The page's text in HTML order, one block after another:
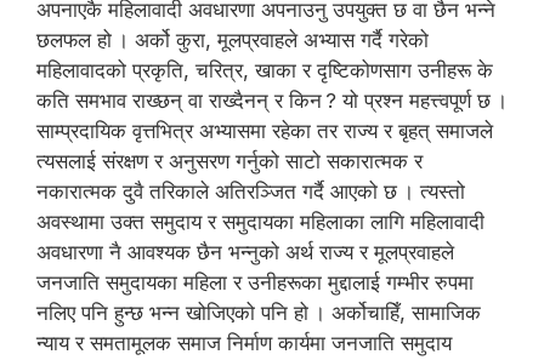
अपनाएकै महिलावादी अवधारणा अपनाउनु उपयुक्त छ वा छैन भन्ने
छलफल हो । अर्को कुरा, मूलप्रवाहले अभ्यास गर्दै गरेको
महिलावादको प्रकृति, चरित्र, खाका र दृष्टिकोणसाग उनीहरू के
कति समभाव राख्छन् वा राख्दैनन् र किन ? यो प्रश्न महत्त्वपूर्ण छ ।
साम्प्रदायिक वृत्तभित्र अभ्यासमा रहेका तर राज्य र बृहत् समाजले
त्यसलाई संरक्षण र अनुसरण गर्नुको साटो सकारात्मक र
नकारात्मक दुवै तरिकाले अतिरञ्जित गर्दै आएको छ । त्यस्तो
अवस्थामा उक्त समुदाय र समुदायका महिलाका लागि महिलावादी
अवधारणा नै आवश्यक छैन भन्नुको अर्थ राज्य र मूलप्रवाहले
जनजाति समुदायका महिला र उनीहरूका मुद्दालाई गम्भीर रुपमा
नलिए पनि हुन्छ भन्न खोजिएको पनि हो । अर्कोचाहिँ, सामाजिक
न्याय र समतामूलक समाज निर्माण कार्यमा जनजाति समुदाय